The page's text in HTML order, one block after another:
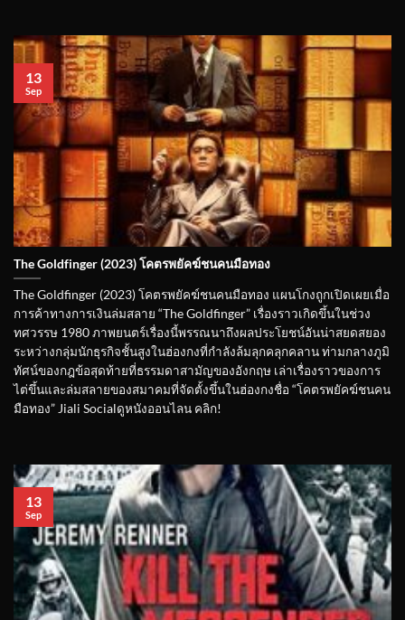
The Goldfinger (2023) โคตรพยัคฆ์ชนคนมือทอง
The Goldfinger (2023) โคตรพยัคฆ์ชนคนมือทอง แผนโกงถูกเปิดเผยเมื่อ
การค้าทางการเงินล่มสลาย “The Goldfinger” เรื่องราวเกิดขึ้นในช่วง
ทศวรรษ 1980 ภาพยนตร์เรื่องนี้พรรณนาถึงผลประโยชน์อันน่าสยดสยอง
ระหว่างกลุ่มนักธุรกิจชั้นสูงในฮ่องกงที่กำลังล้มลุกคลุกคลาน ท่ามกลางภูมิ
ทัศน์ของกฎข้อสุดท้ายที่ธรรมดาสามัญของอังกฤษ เล่าเรื่องราวของการ
ไต่ขึ้นและล่มสลายของสมาคมที่จัดตั้งขึ้นในฮ่องกงชื่อ “โคตรพยัคฆ์ชนคน
มือทอง” Jiali Socialดูหนังออนไลน คลิก!
13
Sep
13
Sep